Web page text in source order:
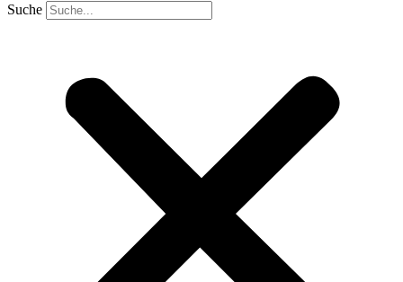
Suche